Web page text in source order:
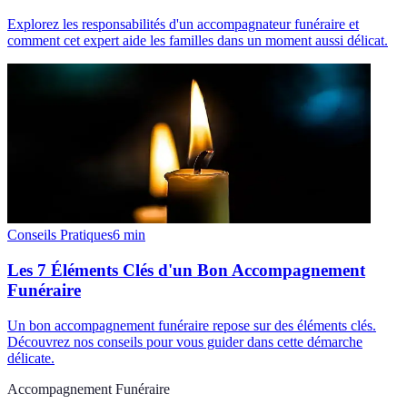
Explorez les responsabilités d'un accompagnateur funéraire et
comment cet expert aide les familles dans un moment aussi délicat.
Conseils Pratiques6 min
Les 7 Éléments Clés d'un Bon Accompagnement
Funéraire
Un bon accompagnement funéraire repose sur des éléments clés.
Découvrez nos conseils pour vous guider dans cette démarche
délicate.
Accompagnement Funéraire